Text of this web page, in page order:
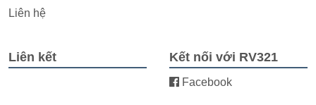
Liên hệ
Liên kết Kết nối với RV321
Facebook